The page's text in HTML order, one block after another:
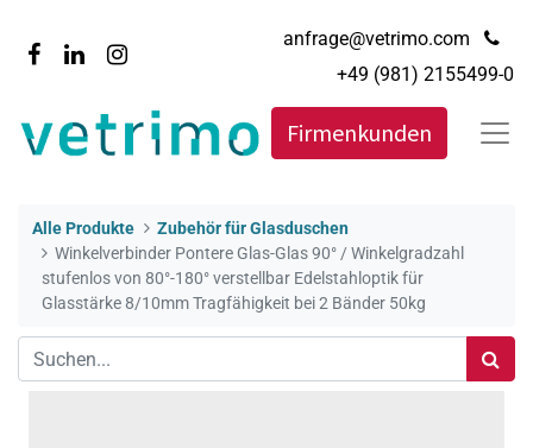
anfrage@vetrimo.com
+49 (981) 2155499-0
Firmenkunden
Alle Produkte
Zubehör für Glasduschen
Winkelverbinder Pontere Glas-Glas 90° / Winkelgradzahl
stufenlos von 80°-180° verstellbar Edelstahloptik für
Glasstärke 8/10mm Tragfähigkeit bei 2 Bänder 50kg